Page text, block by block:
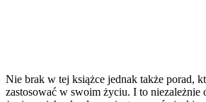
Nie brak w tej książce jednak także porad,
zastosować w swoim życiu. I to niezależnie